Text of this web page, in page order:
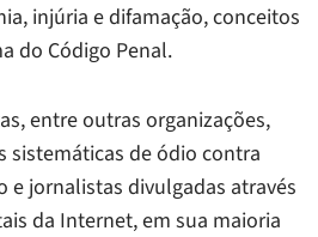
injúria e difamação, conceitos
do Código Penal.
entre outras organizações,
sistemáticas de ódio contra
e jornalistas divulgadas através
da Internet, em sua maioria